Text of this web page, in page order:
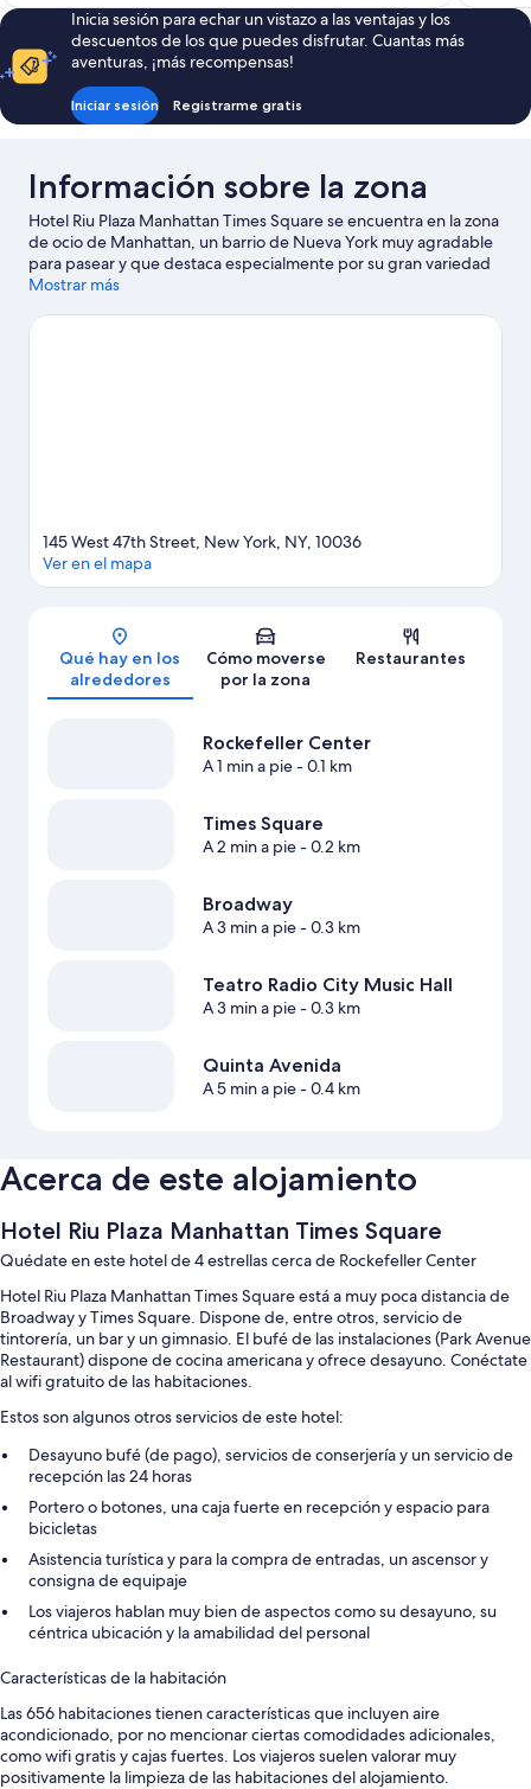
de
246 €
Inicia sesión para echar un vistazo a las ventajas y los
descuentos de los que puedes disfrutar. Cuantas más
aventuras, ¡más recompensas!
Iniciar sesión Registrarme gratis
Información sobre la zona
Hotel Riu Plaza Manhattan Times Square se encuentra en la zona
de ocio de Manhattan, un barrio de Nueva York muy agradable
para pasear y que destaca especialmente por su gran variedad
de tiendas. Terminal de cruceros de Manhattan y South Street
vacaciones activas, pero si prefieres sumergirte en la naturaleza,
Mostrar más
Mapa
145 West 47th Street, New York, NY, 10036
Ver en el mapa
Qué hay en los
alrededores
Cómo moverse
por la zona
Restaurantes
Rockefeller Center
A 1 min a pie- 0.1 km
Times Square
A 2 min a pie- 0.2 km
Broadway
A 3 min a pie- 0.3 km
Teatro Radio City Music Hall
A 3 min a pie- 0.3 km
Quinta Avenida
A 5 min a pie- 0.4 km
Acerca de este alojamiento
Hotel Riu Plaza Manhattan Times Square
Quédate en este hotel de 4 estrellas cerca de Rockefeller Center
Hotel Riu Plaza Manhattan Times Square está a muy poca distancia de
Broadway y Times Square. Dispone de, entre otros, servicio de
tintorería, un bar y un gimnasio. El bufé de las instalaciones (Park Avenue
Restaurant) dispone de cocina americana y ofrece desayuno. Conéctate
al wifi gratuito de las habitaciones.
Estos son algunos otros servicios de este hotel:
Desayuno bufé (de pago), servicios de conserjería y un servicio de
recepción las 24 horas
Portero o botones, una caja fuerte en recepción y espacio para
bicicletas
Asistencia turística y para la compra de entradas, un ascensor y
consigna de equipaje
Los viajeros hablan muy bien de aspectos como su desayuno, su
céntrica ubicación y la amabilidad del personal
Características de la habitación
Las 656 habitaciones tienen características que incluyen aire
acondicionado, por no mencionar ciertas comodidades adicionales,
como wifi gratis y cajas fuertes. Los viajeros suelen valorar muy
positivamente la limpieza de las habitaciones del alojamiento.